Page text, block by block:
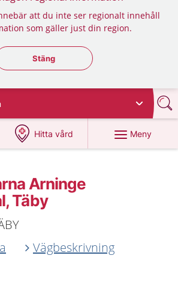
att du inte ser regionalt innehåll
som gäller just din region.
Stäng regionsväljaren
Stäng
Hitta vård
på 1177.se
Meny
Arninge
Täby
Vägbeskrivning